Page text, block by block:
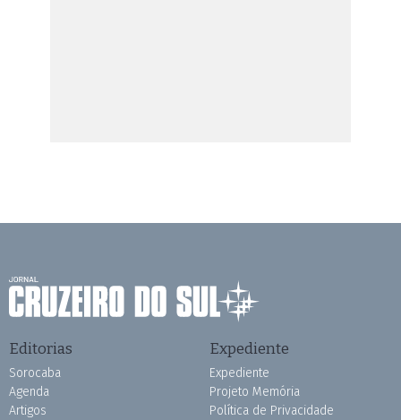
Editorias
Sorocaba
Agenda
Artigos
Expediente
Expediente
Projeto Memória
Política de Privacidade